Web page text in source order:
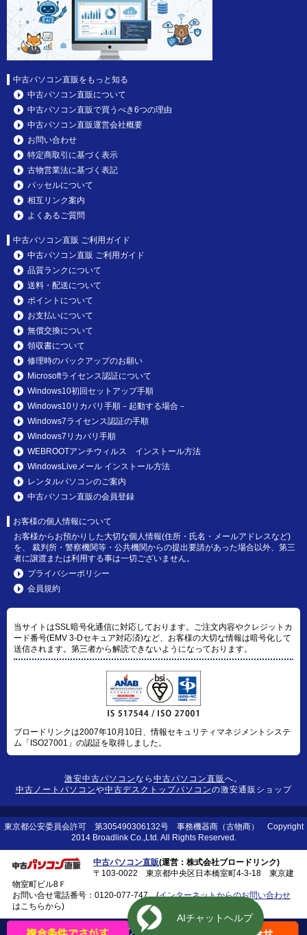
中古パソコン直販をもっと知る
中古パソコン直販について
中古パソコン直販で買うべき6つの理由
中古パソコン直販運営会社概要
お問い合わせ
特定商取引に基づく表示
古物営業法に基づく表記
パッセルについて
相互リンク案内
よくあるご質問
中古パソコン直販 ご利用ガイド
中古パソコン直販 ご利用ガイド
品質ランクについて
送料・配送について
ポイントについて
お支払いについて
無償交換について
領収書について
修理時のバックアップのお願い
Microsoftライセンス認証について
Windows10初回セットアップ手順
Windows10リカバリ手順－起動する場合－
Windows7ライセンス認証の手順
Windows7リカバリ手順
WEBROOTアンチウィルス インストール方法
WindowsLiveメール インストール方法
レンタルパソコンのご案内
中古パソコン直販の会員登録
お客様の個人情報について
お客様からお預かりした大切な個人情報(住所・氏名・メールアドレスなど)
を、 裁判所・警察機関等・公共機関からの提出要請があった場合以外、第三
者に譲渡または利用する事は一切ございません。
プライバシーポリシー
会員規約
当サイトはSSL暗号化通信に対応しております。ご注文内容やクレジットカ
ード番号(EMV 3-Dセキュア対応済)など、お客様の大切な情報は暗号化して
送信されます。第三者から解読できないようになっております。
ブロードリンクは2007年10月10日、情報セキュリティマネジメントシステ
ム「ISO27001」の認証を取得しました。
激安中古パソコンなら 中古パソコン直販 へ。
中古ノートパソコンや中古デスクトップパソコンの激安通販ショップ
東京都公安委員会許可 第305490306132号 事務機器商（古物商） Copyright
2014 Broadlink Co.,Ltd. All Rights Reserved.
中古パソコン直販(運営：株式会社ブロードリンク)
〒103-0022 東京都中央区日本橋室町4-3-18 東京建
物室町ビル8Ｆ
お問い合せ電話番号： 0120-077-747(インターネットからのお問い合わせ
はこちらから)
このページの上に戻る